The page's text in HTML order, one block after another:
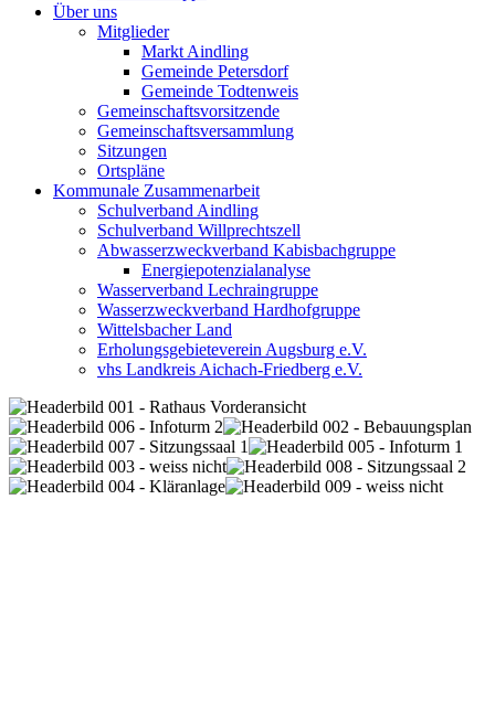
Über uns
Mitglieder
Markt Aindling
Gemeinde Petersdorf
Gemeinde Todtenweis
Gemeinschaftsvorsitzende
Gemeinschaftsversammlung
Sitzungen
Ortspläne
Kommunale Zusammenarbeit
Schulverband Aindling
Schulverband Willprechtszell
Abwasserzweckverband Kabisbachgruppe
Energiepotenzialanalyse
Wasserverband Lechraingruppe
Wasserzweckverband Hardhofgruppe
Wittelsbacher Land
Erholungsgebieteverein Augsburg e.V.
vhs Landkreis Aichach-Friedberg e.V.